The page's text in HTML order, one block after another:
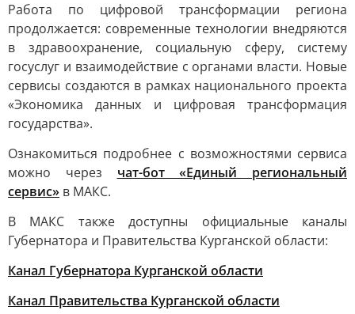
Работа по цифровой трансформации региона
продолжается: современные технологии внедряются
в здравоохранение, социальную сферу, систему
госуслуг и взаимодействие с органами власти. Новые
сервисы создаются в рамках национального проекта
«Экономика данных и цифровая трансформация
государства».
Ознакомиться подробнее с возможностями сервиса
можно через чат-бот «Единый региональный
сервис» в МАКС.
В МАКС также доступны официальные каналы
Губернатора и Правительства Курганской области:
Канал Губернатора Курганской области
Канал Правительства Курганской области